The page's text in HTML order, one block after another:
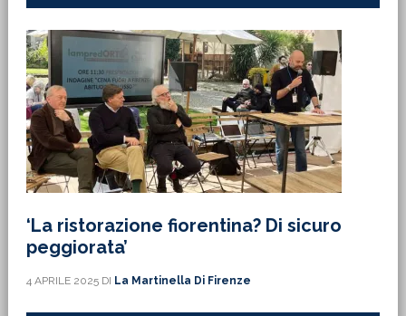
‘La ristorazione fiorentina? Di sicuro
peggiorata’
4 APRILE 2025DI La Martinella Di Firenze